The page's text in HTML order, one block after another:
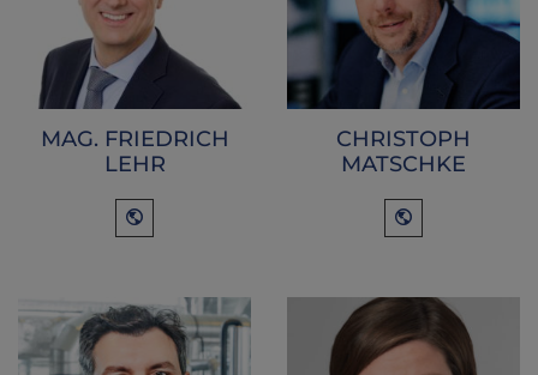
MAG. FRIEDRICH
LEHR
CHRISTOPH
MATSCHKE